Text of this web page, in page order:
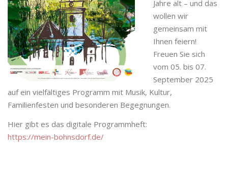
Jahre alt – und das
wollen wir
gemeinsam mit
Ihnen feiern!
Freuen Sie sich
vom 05. bis 07.
September 2025
auf ein vielfältiges Programm mit Musik, Kultur,
Familienfesten und besonderen Begegnungen.
Hier gibt es das digitale Programmheft:
https://mein-bohnsdorf.de/